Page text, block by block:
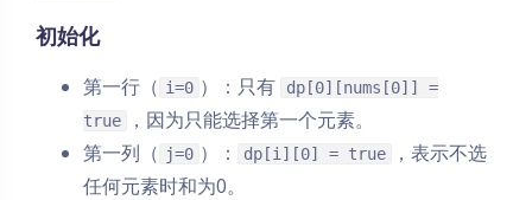
初始化
第一行（ i=0 ）：只有
dp[0][nums[0]] =
true
，因为只能选择第一个元素。
第一列（ j=0 ）： dp[i][0] = true
，表示不选
任何元素时和为0。